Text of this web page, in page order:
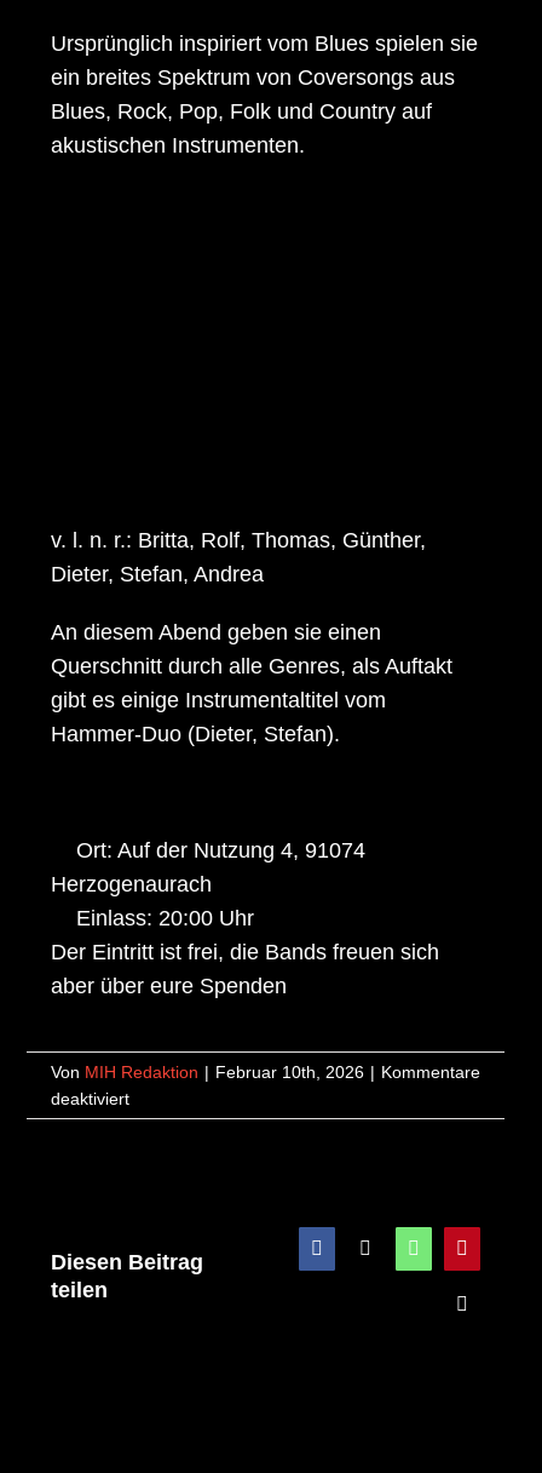
Ursprünglich inspiriert vom Blues spielen sie
ein breites Spektrum von Coversongs aus
Blues, Rock, Pop, Folk und Country auf
akustischen Instrumenten.
v. l. n. r.: Britta, Rolf, Thomas, Günther,
Dieter, Stefan, Andrea
An diesem Abend geben sie einen
Querschnitt durch alle Genres, als Auftakt
gibt es einige Instrumentaltitel vom
Hammer-Duo (Dieter, Stefan).
Ort: Auf der Nutzung 4, 91074
Herzogenaurach
Einlass: 20:00 Uhr
Der Eintritt ist frei, die Bands freuen sich
aber über eure Spenden
Von MIH Redaktion | Februar 10th, 2026 | Kommentare
deaktiviertfür
21.02.2026
–
Diesen Beitrag
teilen
Facebook
X WhatsAppPinterest
E-